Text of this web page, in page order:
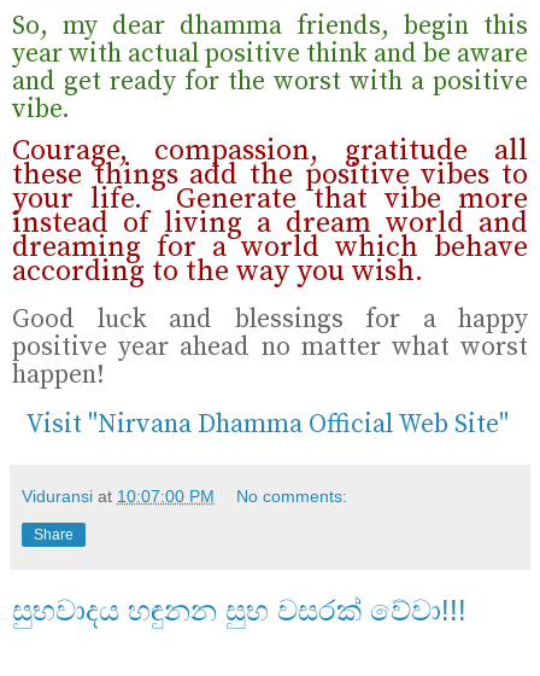
So, my dear dhamma friends, begin this
year with actual positive think and be aware
and get ready for the worst with a positive
vibe.
Courage, compassion, gratitude all
these things add the positive vibes to
your life. Generate that vibe more
instead of living a dream world and
dreaming for a world which behave
according to the way you wish.
Good luck and blessings for a happy
positive year ahead no matter what worst
happen!
Visit "Nirvana Dhamma Official Web Site"
Viduransi at 10:07:00 PM No comments:
Share
සුභවාදය හඳුනන සුභ වසරක් වේවා!!!